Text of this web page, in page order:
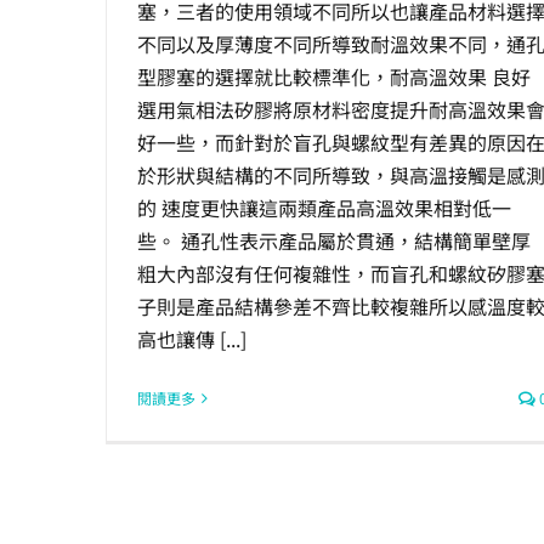
塞，三者的使用領域不同所以也讓產品材料選擇
不同以及厚薄度不同所導致耐溫效果不同，通孔
型膠塞的選擇就比較標準化，耐高溫效果 良好
選用氣相法矽膠將原材料密度提升耐高溫效果會
好一些，而針對於盲孔與螺紋型有差異的原因在
於形狀與結構的不同所導致，與高溫接觸是感測
的 速度更快讓這兩類產品高溫效果相對低一
些。 通孔性表示產品屬於貫通，結構簡單壁厚
粗大內部沒有任何複雜性，而盲孔和螺紋矽膠塞
子則是產品結構參差不齊比較複雜所以感溫度較
高也讓傳 [...]
閱讀更多